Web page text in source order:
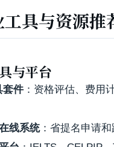
具与资源推
与平台
套件 ：资格评估、费用
线系统：省提名申请和